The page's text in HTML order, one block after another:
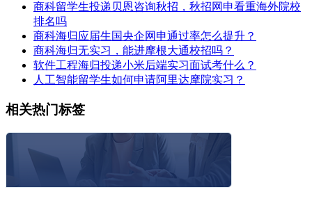
商科留学生投递贝恩咨询秋招，秋招网申看重海外院校
排名吗
商科海归应届生国央企网申通过率怎么提升？
商科海归无实习，能进摩根大通校招吗？
软件工程海归投递小米后端实习面试考什么？
人工智能留学生如何申请阿里达摩院实习？
相关热门标签